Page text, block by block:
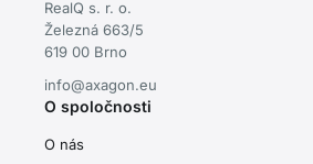
RealQ s. r. o.
Železná 663/5
619 00 Brno
info@axagon.eu
O spoločnosti
O nás